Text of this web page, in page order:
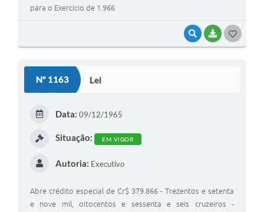
VISUALIZAR
BAIXAR
para o Exercício de 1.966
Nº 1163 Lei
Data: 09/12/1965
Situação: EM VIGOR
Autoria: Executivo
Abre crédito especial de Cr$ 379.866 - Trezentos e setenta
e nove mil, oitocentos e sessenta e seis cruzeiros -